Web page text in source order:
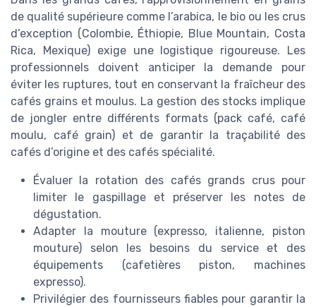
de qualité supérieure comme l’arabica, le bio ou les crus
d’exception (Colombie, Éthiopie, Blue Mountain, Costa
Rica, Mexique) exige une logistique rigoureuse. Les
professionnels doivent anticiper la demande pour
éviter les ruptures, tout en conservant la fraîcheur des
cafés grains et moulus. La gestion des stocks implique
de jongler entre différents formats (pack café, café
moulu, café grain) et de garantir la traçabilité des
cafés d’origine et des cafés spécialité.
Évaluer la rotation des cafés grands crus pour
limiter le gaspillage et préserver les notes de
dégustation.
Adapter la mouture (expresso, italienne, piston
mouture) selon les besoins du service et des
équipements (cafetières piston, machines
expresso).
Privilégier des fournisseurs fiables pour garantir la